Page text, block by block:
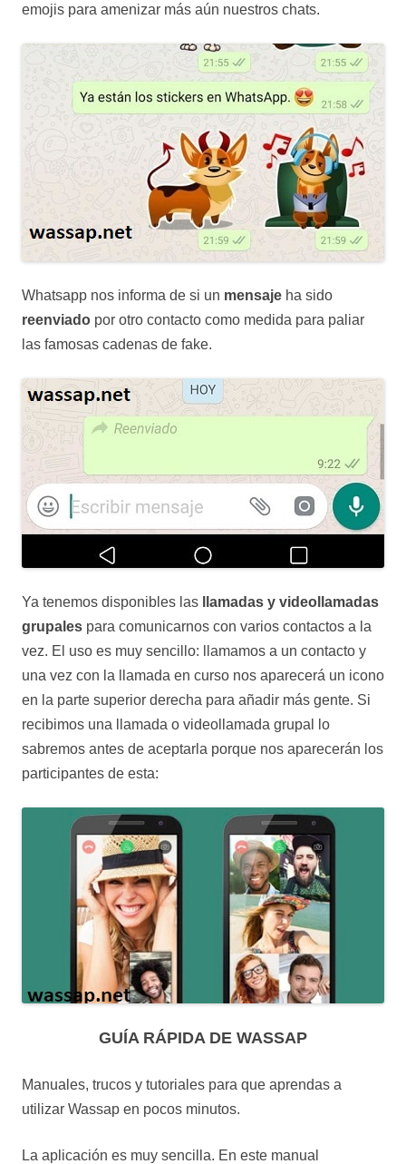
emojis para amenizar más aún nuestros chats.
Whatsapp nos informa de si un mensaje ha sido
reenviado por otro contacto como medida para paliar
las famosas cadenas de fake.
Ya tenemos disponibles las
llamadas y videollamadas
grupales para comunicarnos con varios contactos a la
vez. El uso es muy sencillo: llamamos a un contacto y
una vez con la llamada en curso nos aparecerá un icono
en la parte superior derecha para añadir más gente. Si
recibimos una llamada o videollamada grupal lo
sabremos antes de aceptarla porque nos aparecerán los
participantes de esta:
GUÍA RÁPIDA DE WASSAP
Manuales, trucos y tutoriales para que aprendas a
utilizar Wassap en pocos minutos.
La aplicación es muy sencilla. En este manual